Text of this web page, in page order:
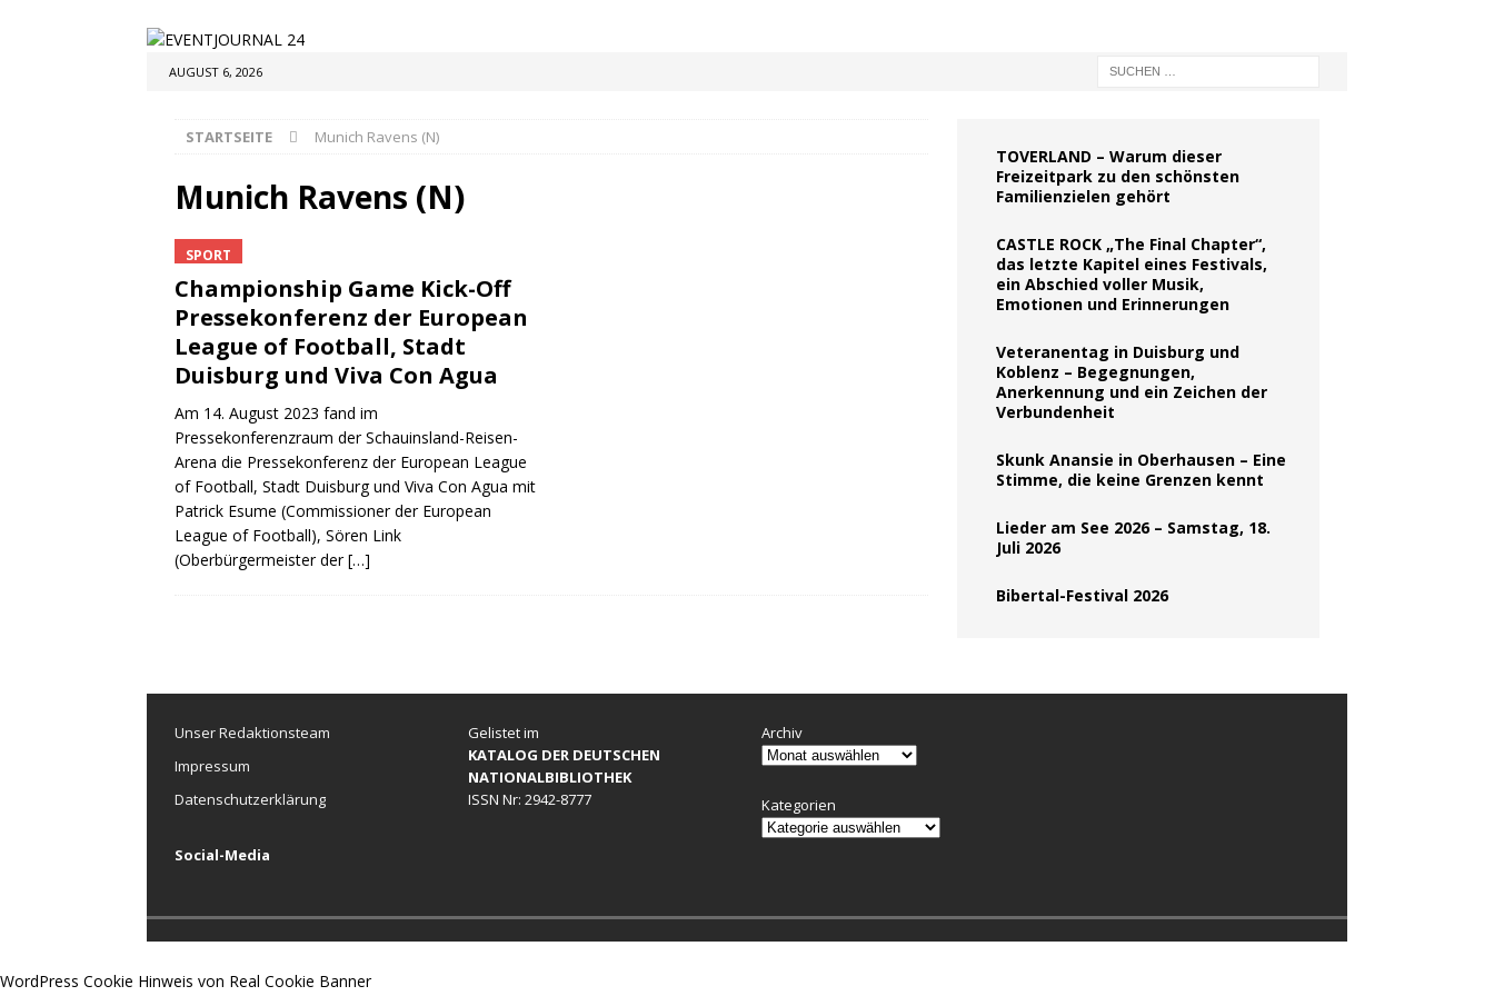
AUGUST 6, 2026
STARTSEITE Munich Ravens (N)
Munich Ravens (N)
SPORT
Championship Game Kick-Off
Pressekonferenz der European
League of Football, Stadt
Duisburg und Viva Con Agua
Am 14. August 2023 fand im
Pressekonferenzraum der Schauinsland-Reisen-
Arena die Pressekonferenz der European League
of Football, Stadt Duisburg und Viva Con Agua mit
Patrick Esume (Commissioner der European
League of Football), Sören Link
(Oberbürgermeister der[…]
TOVERLAND – Warum dieser
Freizeitpark zu den schönsten
Familienzielen gehört
CASTLE ROCK „The Final Chapter“,
das letzte Kapitel eines Festivals,
ein Abschied voller Musik,
Emotionen und Erinnerungen
Veteranentag in Duisburg und
Koblenz – Begegnungen,
Anerkennung und ein Zeichen der
Verbundenheit
Skunk Anansie in Oberhausen – Eine
Stimme, die keine Grenzen kennt
Lieder am See 2026 – Samstag, 18.
Juli 2026
Bibertal-Festival 2026
Unser Redaktionsteam
Impressum
Datenschutzerklärung
Social-Media
Gelistet im
KATALOG DER DEUTSCHEN
NATIONALBIBLIOTHEK
ISSN Nr: 2942-8777
Archiv
Kategorien
WordPress Cookie Hinweis von Real Cookie Banner